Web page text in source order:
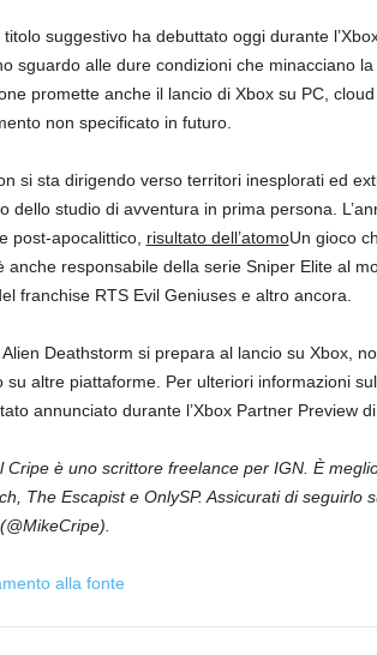
titolo suggestivo ha debuttato oggi durante
sguardo alle dure condizioni che minacciano
promette anche il lancio di Xbox su PC,
non specificato in futuro.
si sta dirigendo verso territori inesplorati ed
dello studio di avventura in prima persona.
post-apocalittico, risultato dell’atomoUn gioco
anche responsabile della serie Sniper Elite al
franchise RTS Evil Geniuses e altro ancora.
Deathstorm si prepara al lancio su Xbox,
su altre piattaforme. Per ulteriori informazioni
annunciato durante l’Xbox Partner Preview
Cripe è uno scrittore freelance per IGN. È
The Escapist e OnlySP. Assicurati di seguirlo
alla fonte